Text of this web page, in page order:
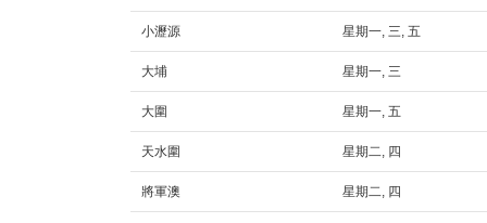
小瀝源 星期一, 三, 五
大埔 星期一, 三
大圍 星期一, 五
天水圍 星期二, 四
將軍澳 星期二, 四